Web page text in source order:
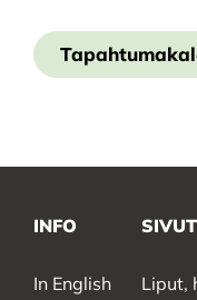
INFO
In English
SIVUT
Liput,